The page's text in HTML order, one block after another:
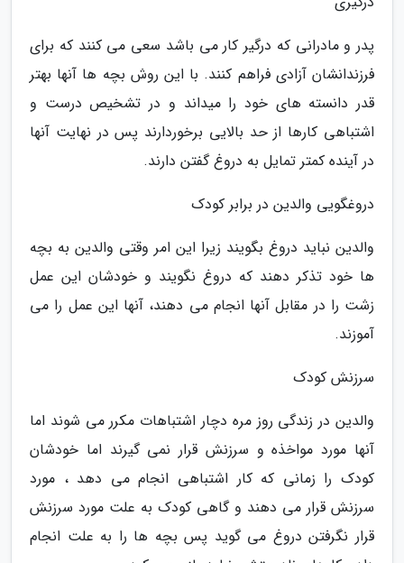
پدر و مادرانی که درگیر کار می باشد سعی می کنند که برای
فرزندانشان آزادی فراهم کنند. با این روش بچه ها آنها بهتر
قدر دانسته های خود را میداند و در تشخیص درست و
اشتباهی کارها از حد بالایی برخوردارند پس در نهایت آنها
در آینده کمتر تمایل به دروغ گفتن دارند.
دروغگویی والدین در برابر کودک
والدین نباید دروغ بگویند زیرا این امر وقتی والدین به بچه
ها خود تذکر دهند که دروغ نگویند و خودشان این عمل
زشت را در مقابل آنها انجام می دهند، آنها این عمل را می
آموزند.
سرزنش کودک
والدین در زندگی روز مره دچار اشتباهات مکرر می شوند اما
آنها مورد مواخذه و سرزنش قرار نمی گیرند اما خودشان
کودک را زمانی که کار اشتباهی انجام می دهد ، مورد
سرزنش قرار می دهند و گاهی کودک به علت مورد سرزنش
قرار نگرفتن دروغ می گوید پس بچه ها را به علت انجام